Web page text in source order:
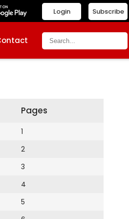
Subscribe
Login
Pages
1
2
3
4
5